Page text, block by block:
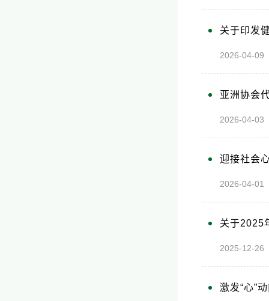
关于印发
2026-04-
亚洲协会
2026-04-
迎接社会
2026-04-
关于2025
2025-12-
激发“心”